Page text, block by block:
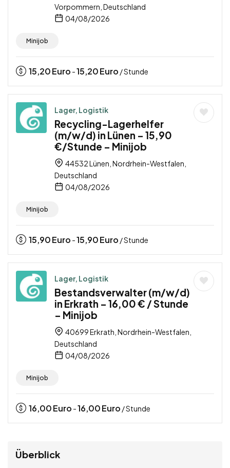
Vorpommern, Deutschland
04/08/2026
Minijob
15,20Euro -15,20Euro / Stunde
Lager, Logistik
Recycling-Lagerhelfer
(m/w/d) in Lünen – 15,90
€/Stunde – Minijob
44532 Lünen, Nordrhein-Westfalen,
Deutschland
04/08/2026
Minijob
15,90Euro -15,90Euro / Stunde
Lager, Logistik
Bestandsverwalter (m/w/d)
in Erkrath – 16,00 € / Stunde
– Minijob
40699 Erkrath, Nordrhein-Westfalen,
Deutschland
04/08/2026
Minijob
16,00Euro -16,00Euro / Stunde
Überblick